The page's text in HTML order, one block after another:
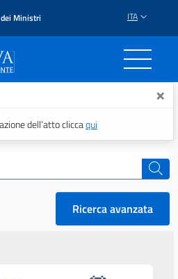
dei Ministri ITA
Il portale ×
dell’atto cliccaqui
cerca
Ricerca avanzata